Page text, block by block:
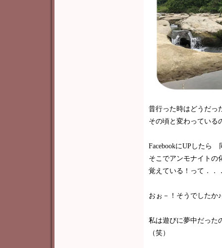
昔行った時はどうだっ
その頃と変わっている
FacebookにUPしたら
そこでアンモナイトの
覚えている！って．．
おぉ－！そうでしたか
私は遊びに夢中だった
（笑）